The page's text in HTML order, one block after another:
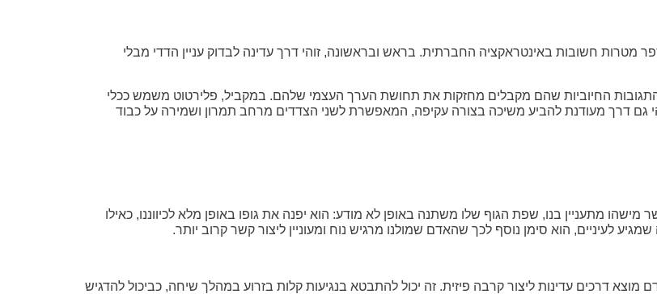
חשובות באינטראקציה החברתית. בראש ובראשונה, זוהי דרך עדינה לבדוק עניין הדדי מבלי
החיוביות שהם מקבלים מחזקות את תחושת הערך העצמי שלהם. במקביל, פלירטוט משמש ככלי
זוהי גם דרך מעודנת להביע משיכה בצורה עקיפה, המאפשרת לשני הצדדים מרחב תמרון ושמירה על כבוד
מתעניין בנו, שפת הגוף שלו משתנה באופן לא מודע: הוא יפנה את גופו באופן מלא לכיווננו, כאילו
לעיניים, הוא סימן נוסף לכך שהאדם שמולנו מרגיש נוח ומעוניין ליצור קשר קרוב יותר.
דרכים עדינות ליצור קרבה פיזית. זה יכול להתבטא בנגיעות קלות בזרוע במהלך שיחה, כביכול להדגיש